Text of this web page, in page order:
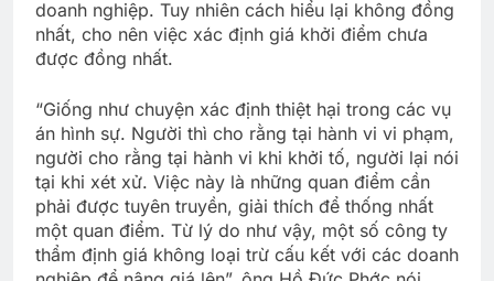
doanh nghiệp. Tuy nhiên cách hiểu lại không đồng
nhất, cho nên việc xác định giá khởi điểm chưa
được đồng nhất.
“Giống như chuyện xác định thiệt hại trong các vụ
án hình sự. Người thì cho rằng tại hành vi vi phạm,
người cho rằng tại hành vi khi khởi tố, người lại nói
tại khi xét xử. Việc này là những quan điểm cần
phải được tuyên truyền, giải thích để thống nhất
một quan điểm. Từ lý do như vậy, một số công ty
thẩm định giá không loại trừ cấu kết với các doanh